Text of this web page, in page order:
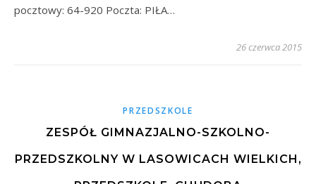
pocztowy: 64-920 Poczta: PIŁA…
26 czerwca 2015
PRZEDSZKOLE
ZESPÓŁ GIMNAZJALNO-SZKOLNO-
PRZEDSZKOLNY W LASOWICACH WIELKICH,